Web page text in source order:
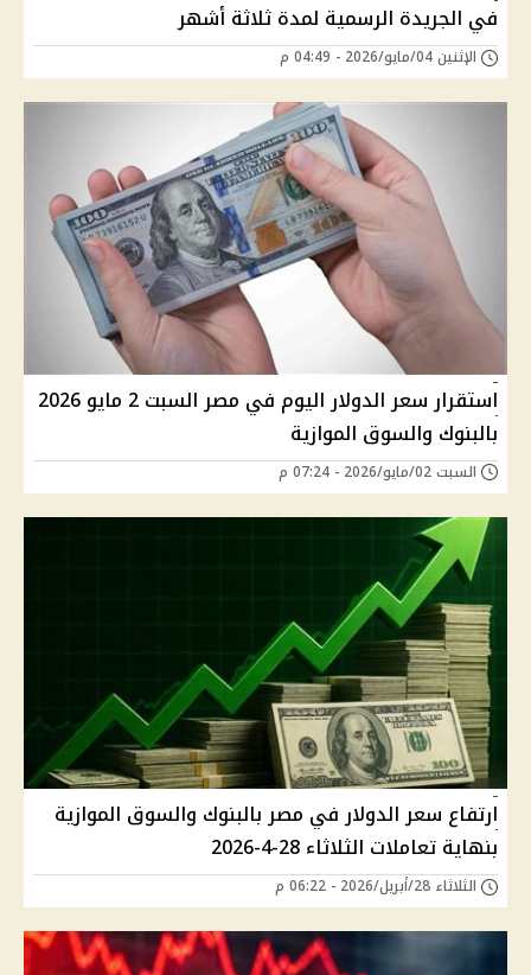
في الجريدة الرسمية لمدة ثلاثة أشهر
الإثنين 04/مايو/2026 - 04:49 م
استقرار سعر الدولار اليوم في مصر السبت 2 مايو 2026
بالبنوك والسوق الموازية
السبت 02/مايو/2026 - 07:24 م
ارتفاع سعر الدولار في مصر بالبنوك والسوق الموازية
بنهاية تعاملات الثلاثاء 28-4-2026
الثلاثاء 28/أبريل/2026 - 06:22 م